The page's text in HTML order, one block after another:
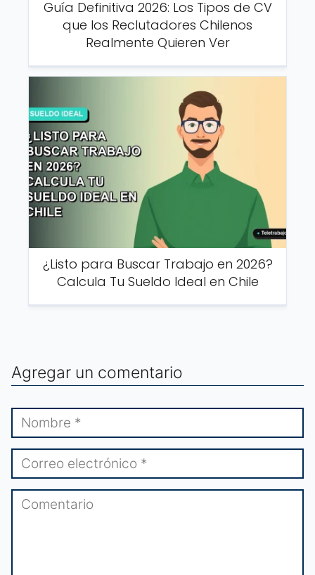
Guía Definitiva 2026: Los Tipos de CV
que los Reclutadores Chilenos
Realmente Quieren Ver
¿Listo para Buscar Trabajo en 2026?
Calcula Tu Sueldo Ideal en Chile
Agregar un comentario